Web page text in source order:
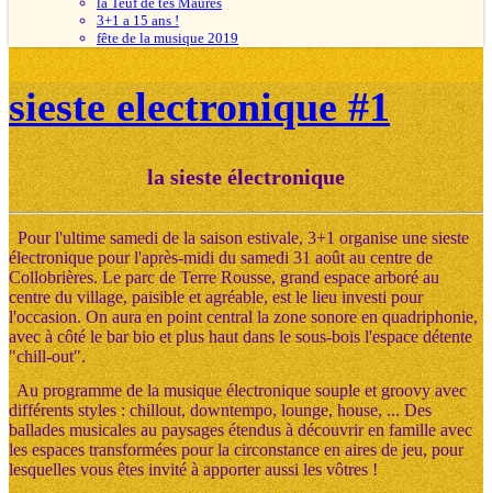
3+1 a 15 ans !
fête de la musique 2019
sieste electronique #1
la sieste électronique
Pour l'ultime samedi de la saison estivale, 3+1 organise une sieste
électronique pour l'après-midi du samedi 31 août au centre de
Collobrières. Le parc de Terre Rousse, grand espace arboré au
centre du village, paisible et agréable, est le lieu investi pour
l'occasion. On aura en point central la zone sonore en quadriphonie,
avec à côté le bar bio et plus haut dans le sous-bois l'espace détente
"chill-out".
Au programme de la musique électronique souple et groovy avec
différents styles : chillout, downtempo, lounge, house, ... Des
ballades musicales au paysages étendus à découvrir en famille avec
les espaces transformées pour la circonstance en aires de jeu, pour
lesquelles vous êtes invité à apporter aussi les vôtres !